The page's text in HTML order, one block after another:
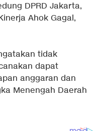
DPRD Jakarta,
Ahok Gagal,
tidak
dapat
anggaran dan
Menengah Daerah